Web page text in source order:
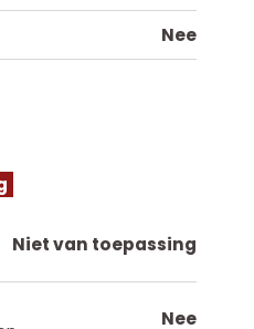
Nee
Niet van toepassing
Nee